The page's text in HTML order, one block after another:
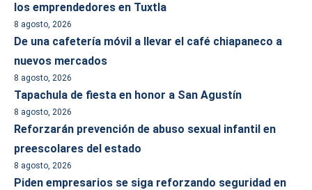
los emprendedores en Tuxtla
8 agosto, 2026
De una cafetería móvil a llevar el café chiapaneco a
nuevos mercados
8 agosto, 2026
Tapachula de fiesta en honor a San Agustín
8 agosto, 2026
Reforzarán prevención de abuso sexual infantil en
preescolares del estado
8 agosto, 2026
Piden empresarios se siga reforzando seguridad en